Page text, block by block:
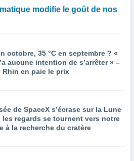
modifie le goût de nos
octobre, 35 °C en septembre ? «
aucune intention de s’arrêter » –
Rhin en paie le prix
de SpaceX s’écrase sur la Lune
les regards se tournent vers notre
à la recherche du cratère